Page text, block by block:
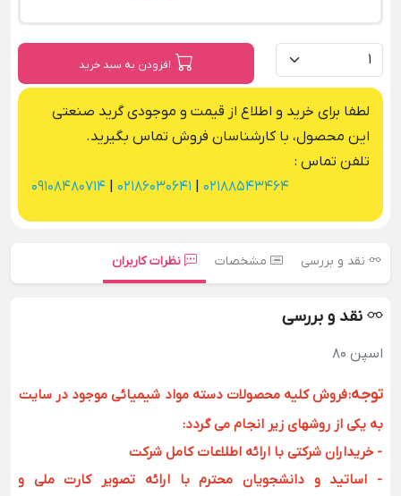
افزودن به سبد خرید
لطفا برای خرید و اطلاع از قیمت و موجودی گرید صنعتی
این محصول، با کارشناسان فروش تماس بگیرید.
تلفن تماس :
02188543464
02186030641
09108480714
نقد و بررسی مشخصات نظرات کاربران
نقد و بررسی
اسپن 80
توجه:فروش کلیه محصولات دسته مواد شیمیائی موجود در سایت
به یکی از روشهای زیر انجام می گردد:
- خریداران شرکتی با ارائه اطلاعات کامل شرکت
- اساتید و دانشجویان محترم با ارائه تصویر کارت ملی و